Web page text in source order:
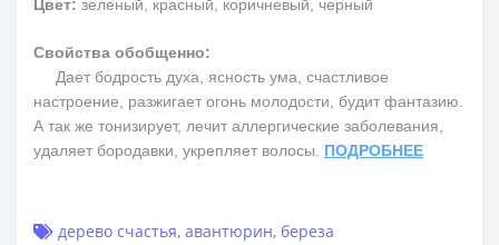
Цвет: зеленый, красный, коричневый, черный
Свойства обобщенно:
Дает бодрость духа, ясность ума, счастливое
настроение, разжигает огонь молодости, будит фантазию.
А так же тонизирует, лечит аллергические заболевания,
удаляет бородавки, укрепляет волосы. ПОДРОБНЕЕ
дерево счастья, авантюрин, береза